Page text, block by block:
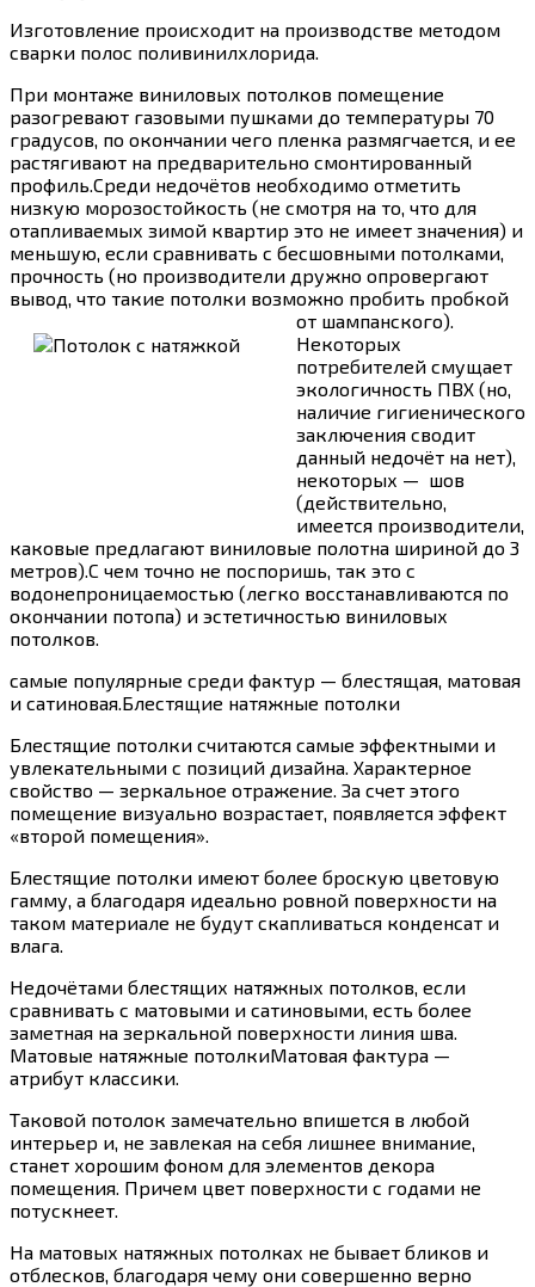
Изготовление происходит на производстве методом
сварки полос поливинилхлорида.
При монтаже виниловых потолков помещение
разогревают газовыми пушками до температуры 70
градусов, по окончании чего пленка размягчается, и ее
растягивают на предварительно смонтированный
профиль.Среди недочётов необходимо отметить
низкую морозостойкость (не смотря на то, что для
отапливаемых зимой квартир это не имеет значения) и
меньшую, если сравнивать с бесшовными потолками,
прочность (но производители дружно опровергают
вывод, что такие потолки возможно пробить пробкой
от шампанского).
Некоторых
потребителей смущает
экологичность ПВХ (но,
наличие гигиенического
заключения сводит
данный недочёт на нет),
некоторых — шов
(действительно,
имеется производители,
каковые предлагают виниловые полотна шириной до 3
метров).С чем точно не поспоришь, так это с
водонепроницаемостью (легко восстанавливаются по
окончании потопа) и эстетичностью виниловых
потолков.
самые популярные среди фактур — блестящая, матовая
и сатиновая.Блестящие натяжные потолки
Блестящие потолки считаются самые эффектными и
увлекательными с позиций дизайна. Характерное
свойство — зеркальное отражение. За счет этого
помещение визуально возрастает, появляется эффект
«второй помещения».
Блестящие потолки имеют более броскую цветовую
гамму, а благодаря идеально ровной поверхности на
таком материале не будут скапливаться конденсат и
влага.
Недочётами блестящих натяжных потолков, если
сравнивать с матовыми и сатиновыми, есть более
заметная на зеркальной поверхности линия шва.
Матовые натяжные потолкиМатовая фактура —
атрибут классики.
Таковой потолок замечательно впишется в любой
интерьер и, не завлекая на себя лишнее внимание,
станет хорошим фоном для элементов декора
помещения. Причем цвет поверхности с годами не
потускнеет.
На матовых натяжных потолках не бывает бликов и
отблесков, благодаря чему они совершенно верно